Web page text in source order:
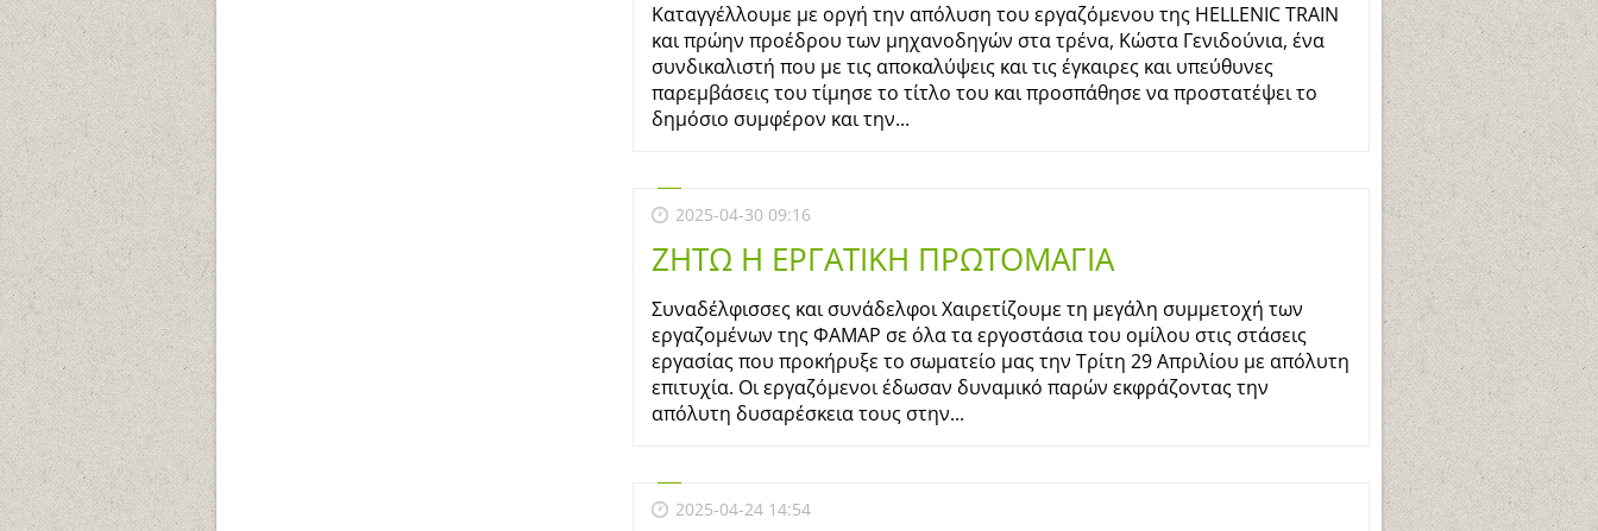
Καταγγέλλουμε με οργή την απόλυση του εργαζόμενου της HELLENIC TRAIN
και πρώην προέδρου των μηχανοδηγών στα τρένα, Κώστα Γενιδούνια, ένα
συνδικαλιστή που με τις αποκαλύψεις και τις έγκαιρες και υπεύθυνες
παρεμβάσεις του τίμησε το τίτλο του και προσπάθησε να προστατέψει το
δημόσιο συμφέρον και την...
2025-04-30 09:16
ΖΗΤΩ Η ΕΡΓΑΤΙΚΗ ΠΡΩΤΟΜΑΓΙΑ
Συναδέλφισσες και συνάδελφοι Χαιρετίζουμε τη μεγάλη συμμετοχή των
εργαζομένων της ΦΑΜΑΡ σε όλα τα εργοστάσια του ομίλου στις στάσεις
εργασίας που προκήρυξε το σωματείο μας την Τρίτη 29 Απριλίου με απόλυτη
επιτυχία. Οι εργαζόμενοι έδωσαν δυναμικό παρών εκφράζοντας την
απόλυτη δυσαρέσκεια τους στην...
2025-04-24 14:54